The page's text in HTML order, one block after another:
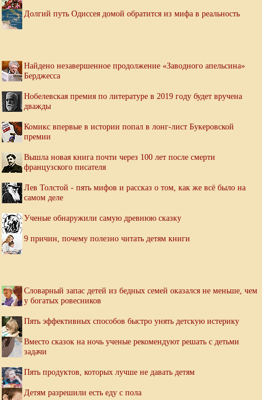
Долгий путь Одиссея домой обратится из мифа в реальность
Найдено незавершенное продолжение «Заводного апельсина»
Берджесса
Нобелевская премия по литературе в 2019 году будет вручена
дважды
Комикс впервые в истории попал в лонг-лист Букеровской
премии
Вышла новая книга почти через 100 лет после смерти
французского писателя
Лев Толстой - пять мифов и рассказ о том, как же всё было на
самом деле
Ученые обнаружили самую древнюю сказку
9 причин, почему полезно читать детям книги
Словарный запас детей из бедных семей оказался не меньше, чем
у богатых ровесников
Пять эффективных способов быстро унять детскую истерику
Вместо сказок на ночь ученые рекомендуют решать с детьми
задачи
Пять продуктов, которых лучше не давать детям
Детям разрешили есть еду с пола